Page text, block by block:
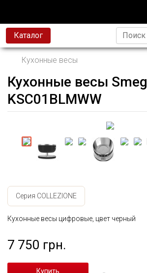
Каталог
Кухонные весы
Кухонные весы Smeg
KSC01BLMWW
Серия COLLEZIONE
Кухонные весы цифровые, цвет черный
7 750 грн.